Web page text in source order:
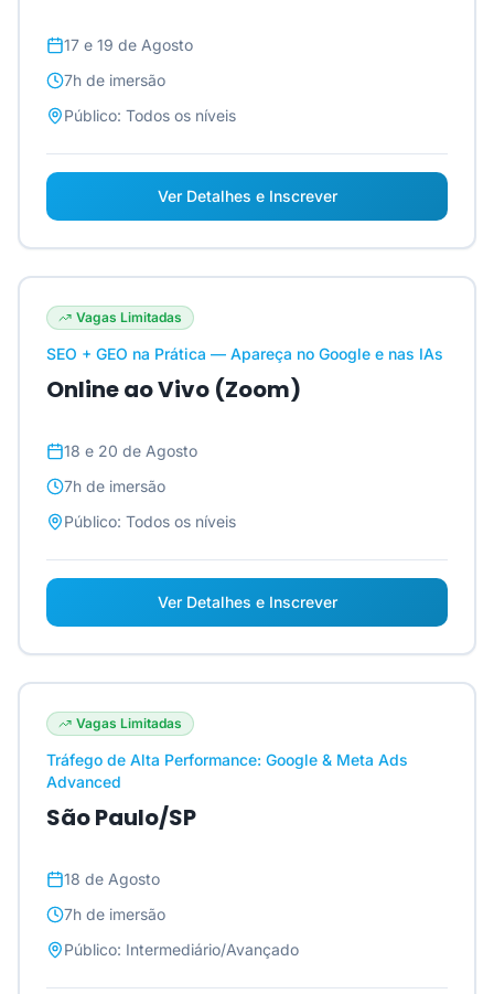
17 e 19 de Agosto
7h de imersão
Público: Todos os níveis
Ver Detalhes e Inscrever
Vagas Limitadas
SEO + GEO na Prática — Apareça no Google e nas IAs
Online ao Vivo (Zoom)
18 e 20 de Agosto
7h de imersão
Público: Todos os níveis
Ver Detalhes e Inscrever
Vagas Limitadas
Tráfego de Alta Performance: Google & Meta Ads
Advanced
São Paulo/SP
18 de Agosto
7h de imersão
Público: Intermediário/Avançado